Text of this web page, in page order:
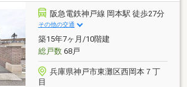
阪急電鉄神戸線 岡本駅 徒歩27分
その他の交通
築15年7ヶ月/10階建
総戸数68戸
兵庫県神戸市東灘区西岡本７丁
目